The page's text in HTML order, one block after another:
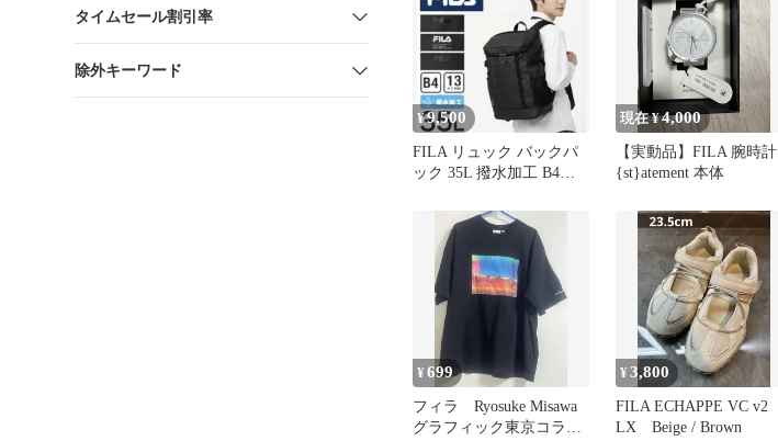
タイムセール割引率
除外キーワード
¥9,500
FILA リュック バックパ
ック 35L 撥水加工 B4対
現在 ¥4,000
【実動品】FILA 腕時計
{st}atement 本体
¥699
フィラ Ryosuke Misawa
グラフィック東京コラボ
¥3,800
FILA ECHAPPE VC v2
LX Beige / Brown